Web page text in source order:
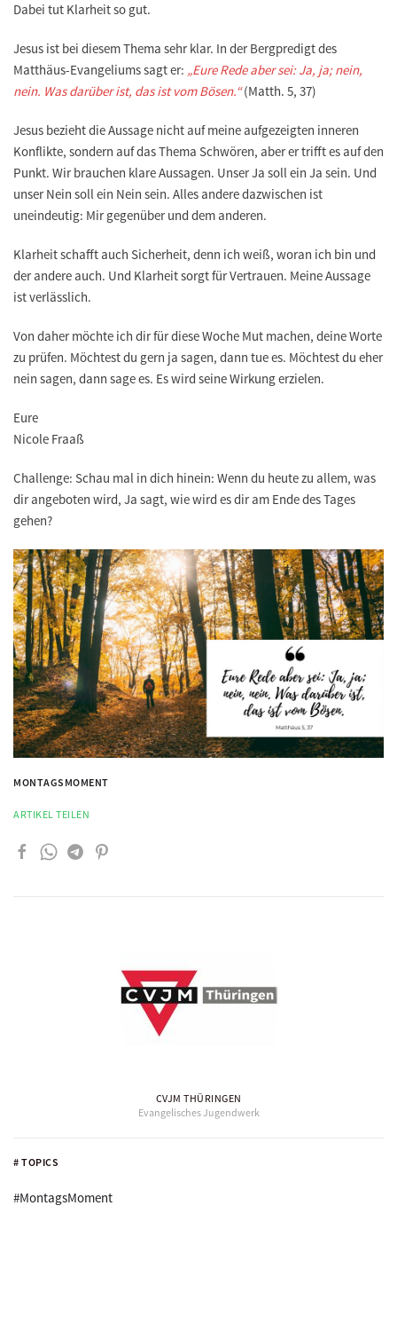
# TOPICS
#MontagsMoment
Dabei tut Klarheit so gut.
Jesus ist bei diesem Thema sehr klar. In der Bergpredigt des
Matthäus-Evangeliums sagt er: „Eure Rede aber sei: Ja, ja; nein,
nein. Was darüber ist, das ist vom Bösen.“(Matth. 5, 37)
Jesus bezieht die Aussage nicht auf meine aufgezeigten inneren
Konflikte, sondern auf das Thema Schwören, aber er trifft es auf den
Punkt. Wir brauchen klare Aussagen. Unser Ja soll ein Ja sein. Und
unser Nein soll ein Nein sein. Alles andere dazwischen ist
uneindeutig: Mir gegenüber und dem anderen.
Klarheit schafft auch Sicherheit, denn ich weiß, woran ich bin und
der andere auch. Und Klarheit sorgt für Vertrauen. Meine Aussage
ist verlässlich.
Von daher möchte ich dir für diese Woche Mut machen, deine Worte
zu prüfen. Möchtest du gern ja sagen, dann tue es. Möchtest du eher
nein sagen, dann sage es. Es wird seine Wirkung erzielen.
Eure
Nicole Fraaß
Challenge: ​Schau mal in dich hinein: Wenn du heute zu allem, was
dir angeboten wird, Ja sagt, wie wird es dir am Ende des Tages
gehen?
MONTAGSMOMENT
ARTIKEL TEILEN
CVJM THÜRINGEN
Evangelisches Jugendwerk